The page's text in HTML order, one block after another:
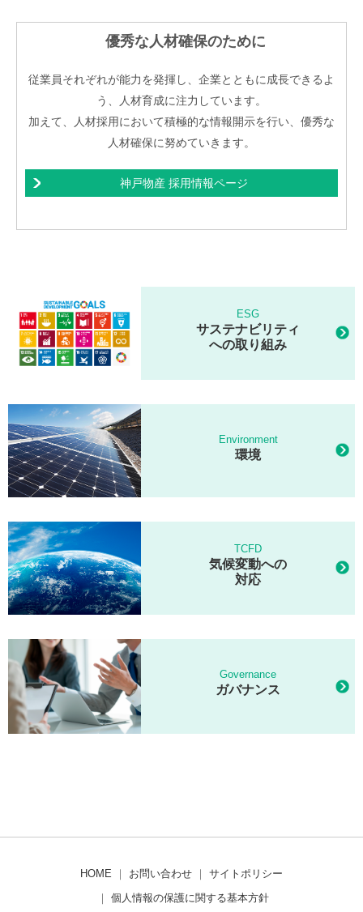
優秀な人材確保のために
従業員それぞれが能力を発揮し、企業とともに成長できるよ
う、人材育成に注力しています。
加えて、人材採用において積極的な情報開示を行い、優秀な
人材確保に努めていきます。
神戸物産 採用情報ページ
ESG
サステナビリティ
への取り組み
Environment
環境
TCFD
気候変動への
対応
Governance
ガバナンス
HOME ｜ お問い合わせ ｜ サイトポリシー
｜ 個人情報の保護に関する基本方針